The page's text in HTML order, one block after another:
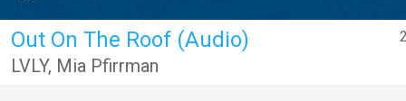
Out On The Roof (Audio)
LVLY, Mia Pfirrman